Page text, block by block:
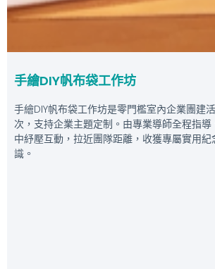
手繪DIY帆布袋工作坊
手繪DIY帆布袋工作坊是零門檻室內企業團建
次，支持企業主題定制。由專業導師全程指
中紓壓互動，拉近團隊距離，收獲專屬實用
識。